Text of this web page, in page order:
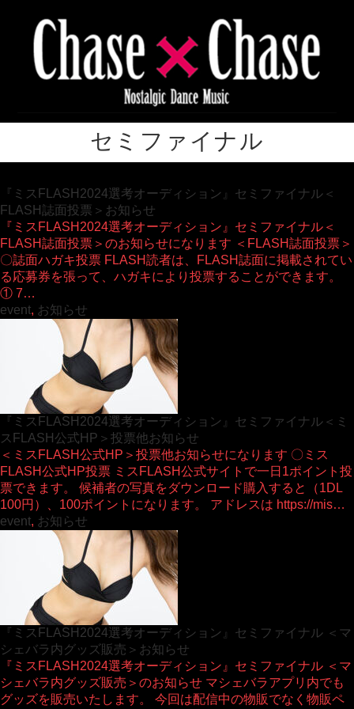
セミファイナル
『ミスFLASH2024選考オーディション』セミファイナル＜
FLASH誌面投票＞お知らせ
『ミスFLASH2024選考オーディション』セミファイナル＜
FLASH誌面投票＞のお知らせになります ＜FLASH誌面投票＞
〇誌面ハガキ投票 FLASH読者は、FLASH誌面に掲載されてい
る応募券を張って、ハガキにより投票することができます。
① 7…
event, お知らせ
『ミスFLASH2024選考オーディション』セミファイナル＜ミ
スFLASH公式HP＞投票他お知らせ
＜ミスFLASH公式HP＞投票他お知らせになります 〇ミス
FLASH公式HP投票 ミスFLASH公式サイトで一日1ポイント投
票できます。 候補者の写真をダウンロード購入すると（1DL
100円）、100ポイントになります。 アドレスは https://mis…
event, お知らせ
『ミスFLASH2024選考オーディション』セミファイナル ＜マ
シェバラ内グッズ販売＞お知らせ
『ミスFLASH2024選考オーディション』セミファイナル ＜マ
シェバラ内グッズ販売＞のお知らせ マシェバラアプリ内でも
グッズを販売いたします。 今回は配信中の物販でなく物販ペ